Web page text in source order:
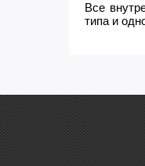
Все
типа и